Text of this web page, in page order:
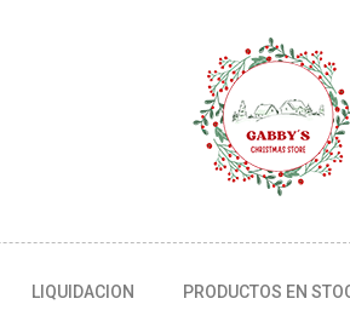
LIQUIDACION PRODUCTOS EN